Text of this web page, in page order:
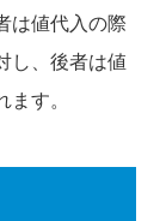
は値代入の際
し、後者は値
す。